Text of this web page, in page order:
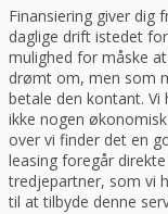
Finansiering giver dig
daglige drift istedet
mulighed for måske
drømt om, men som
betale den kontant. Vi
ikke nogen
over vi finder det en
leasing foregår
tredjepartner, som vi
til at tilbyde denne